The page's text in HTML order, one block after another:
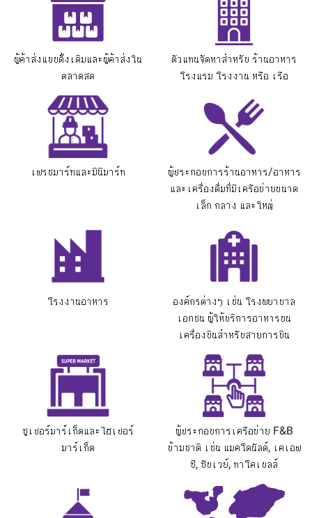
ผู้ค้าส่งแบบดั้งเดิมและผู้ค้าส่งใน
ตลาดสด
ตัวแทนจัดหาสำหรับ ร้านอาหาร
โรงแรม โรงงาน หรือ เรือ
เฟรชมาร์ทและมินิมาร์ท
ผู้ประกอบการร้านอาหาร/อาหาร
และเครื่องดื่มที่มีเครือข่ายขนาด
เล็ก กลาง และใหญ่
โรงงานอาหาร
องค์กรต่างๆ เช่น โรงพยาบาล
เอกชน ผู้ให้บริการอาหารบน
เครื่องบินสำหรับสายการบิน
ซูเปอร์มาร์เก็ตและไฮเปอร์
มาร์เก็ต
ผู้ประกอบการเครือข่าย F&B
ข้ามชาติ เช่น แมคโดนัลด์, เคเอฟ
ซี, ซับเวย์, ทาโคเบลล์